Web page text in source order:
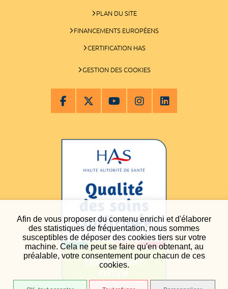
Afin de vous proposer du contenu enrichi et d'élaborer
des statistiques de fréquentation, nous sommes
susceptibles de déposer des cookies tiers sur votre
machine. Cela ne peut se faire qu'en obtenant, au
préalable, votre consentement pour chacun de ces
cookies.
PLAN DU SITE
FINANCEMENTS EUROPÉENS
CERTIFICATION HAS
GESTION DES COOKIES